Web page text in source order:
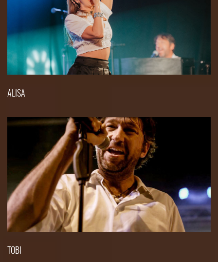
ALISA
TOBI